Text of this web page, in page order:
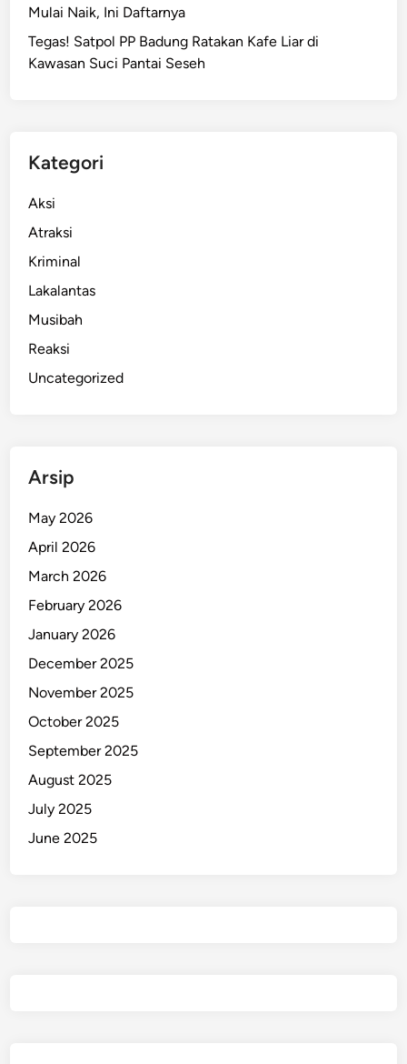
Mulai Naik, Ini Daftarnya
Tegas! Satpol PP Badung Ratakan Kafe Liar di
Kawasan Suci Pantai Seseh
Kategori
Aksi
Atraksi
Kriminal
Lakalantas
Musibah
Reaksi
Uncategorized
Arsip
May 2026
April 2026
March 2026
February 2026
January 2026
December 2025
November 2025
October 2025
September 2025
August 2025
July 2025
June 2025